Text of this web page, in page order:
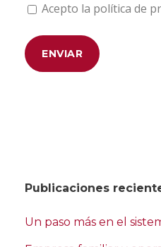
Acepto la política de
Publicaciones
Un paso más en el